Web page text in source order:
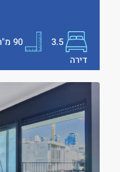
3.5
90מ"ר
דירה